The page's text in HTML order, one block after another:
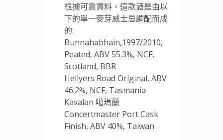
根據可靠資料，這款酒是由以
下的單一麥芽威士忌調配而成
的:
Bunnahabhain,1997/2010,
Peated, ABV 55.3%, NCF,
Scotland, BBR
Hellyers Road Original, ABV
46.2%, NCF, Tasmania
Kavalan 噶瑪蘭
Concertmaster Port Cask
Finish, ABV 40%, Taiwan